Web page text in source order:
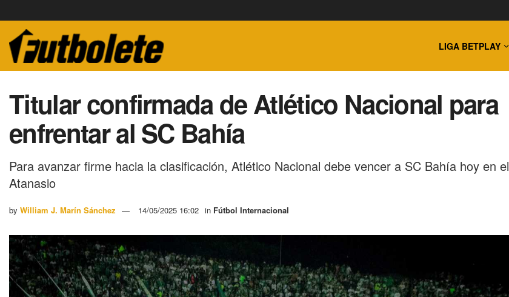
LIGA BETPLAY
Titular confirmada de Atlético Nacional para
enfrentar al SC Bahía
Para avanzar firme hacia la clasificación, Atlético Nacional debe vencer a SC Bahía hoy en el
Atanasio
by William J. Marín Sánchez 14/05/2025 16:02 in Fútbol Internacional